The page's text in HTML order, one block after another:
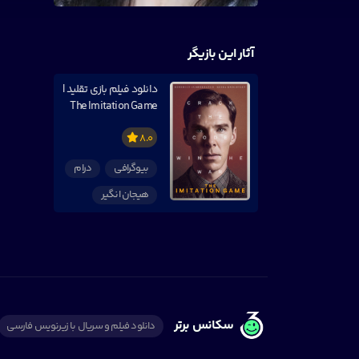
آثار این بازیگر
دانلود فیلم بازی تقلید |
The Imitation Game
8.0
بیوگرافی
درام
هیجان انگیر
سکانس برتر دانلود فیلم و سریال با زیرنویس فارسی